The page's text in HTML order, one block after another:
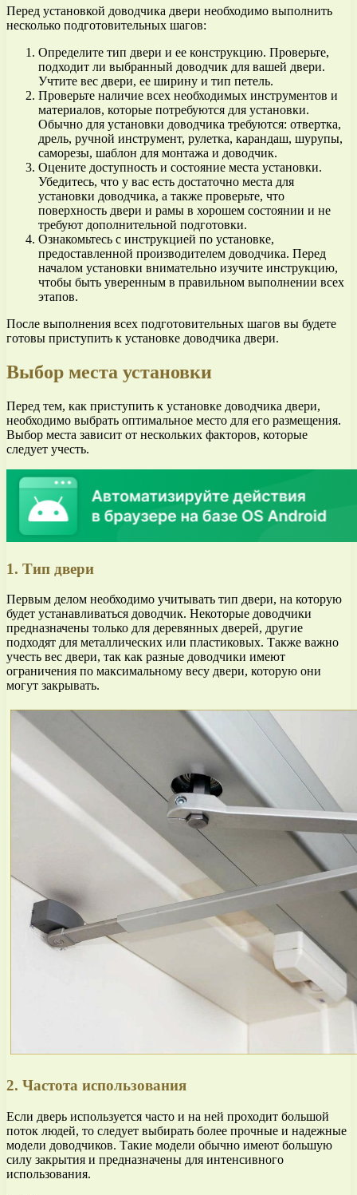
Перед установкой доводчика двери необходимо выполнить
несколько подготовительных шагов:
Определите тип двери и ее конструкцию. Проверьте,
подходит ли выбранный доводчик для вашей двери.
Учтите вес двери, ее ширину и тип петель.
Проверьте наличие всех необходимых инструментов и
материалов, которые потребуются для установки.
Обычно для установки доводчика требуются: отвертка,
дрель, ручной инструмент, рулетка, карандаш, шурупы,
саморезы, шаблон для монтажа и доводчик.
Оцените доступность и состояние места установки.
Убедитесь, что у вас есть достаточно места для
установки доводчика, а также проверьте, что
поверхность двери и рамы в хорошем состоянии и не
требуют дополнительной подготовки.
Ознакомьтесь с инструкцией по установке,
предоставленной производителем доводчика. Перед
началом установки внимательно изучите инструкцию,
чтобы быть уверенным в правильном выполнении всех
этапов.
После выполнения всех подготовительных шагов вы будете
готовы приступить к установке доводчика двери.
Выбор места установки
Перед тем, как приступить к установке доводчика двери,
необходимо выбрать оптимальное место для его размещения.
Выбор места зависит от нескольких факторов, которые
следует учесть.
1. Тип двери
Первым делом необходимо учитывать тип двери, на которую
будет устанавливаться доводчик. Некоторые доводчики
предназначены только для деревянных дверей, другие
подходят для металлических или пластиковых. Также важно
учесть вес двери, так как разные доводчики имеют
ограничения по максимальному весу двери, которую они
могут закрывать.
2. Частота использования
Если дверь используется часто и на ней проходит большой
поток людей, то следует выбирать более прочные и надежные
модели доводчиков. Такие модели обычно имеют большую
силу закрытия и предназначены для интенсивного
использования.